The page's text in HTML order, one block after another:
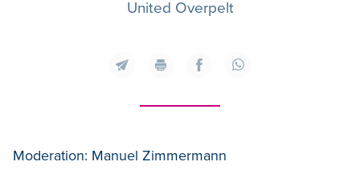
United Overpelt
Moderation: Manuel Zimmermann